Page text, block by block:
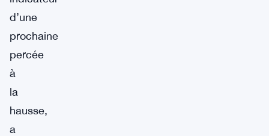
d’une
prochaine
percée
à
la
hausse,
a